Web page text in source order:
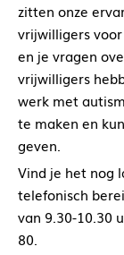
zitten onze
vrijwilligers
en je vragen
vrijwilligers
werk met
te maken en
geven.
Vind je het nog
telefonisch
van 9.30-10.30
80.